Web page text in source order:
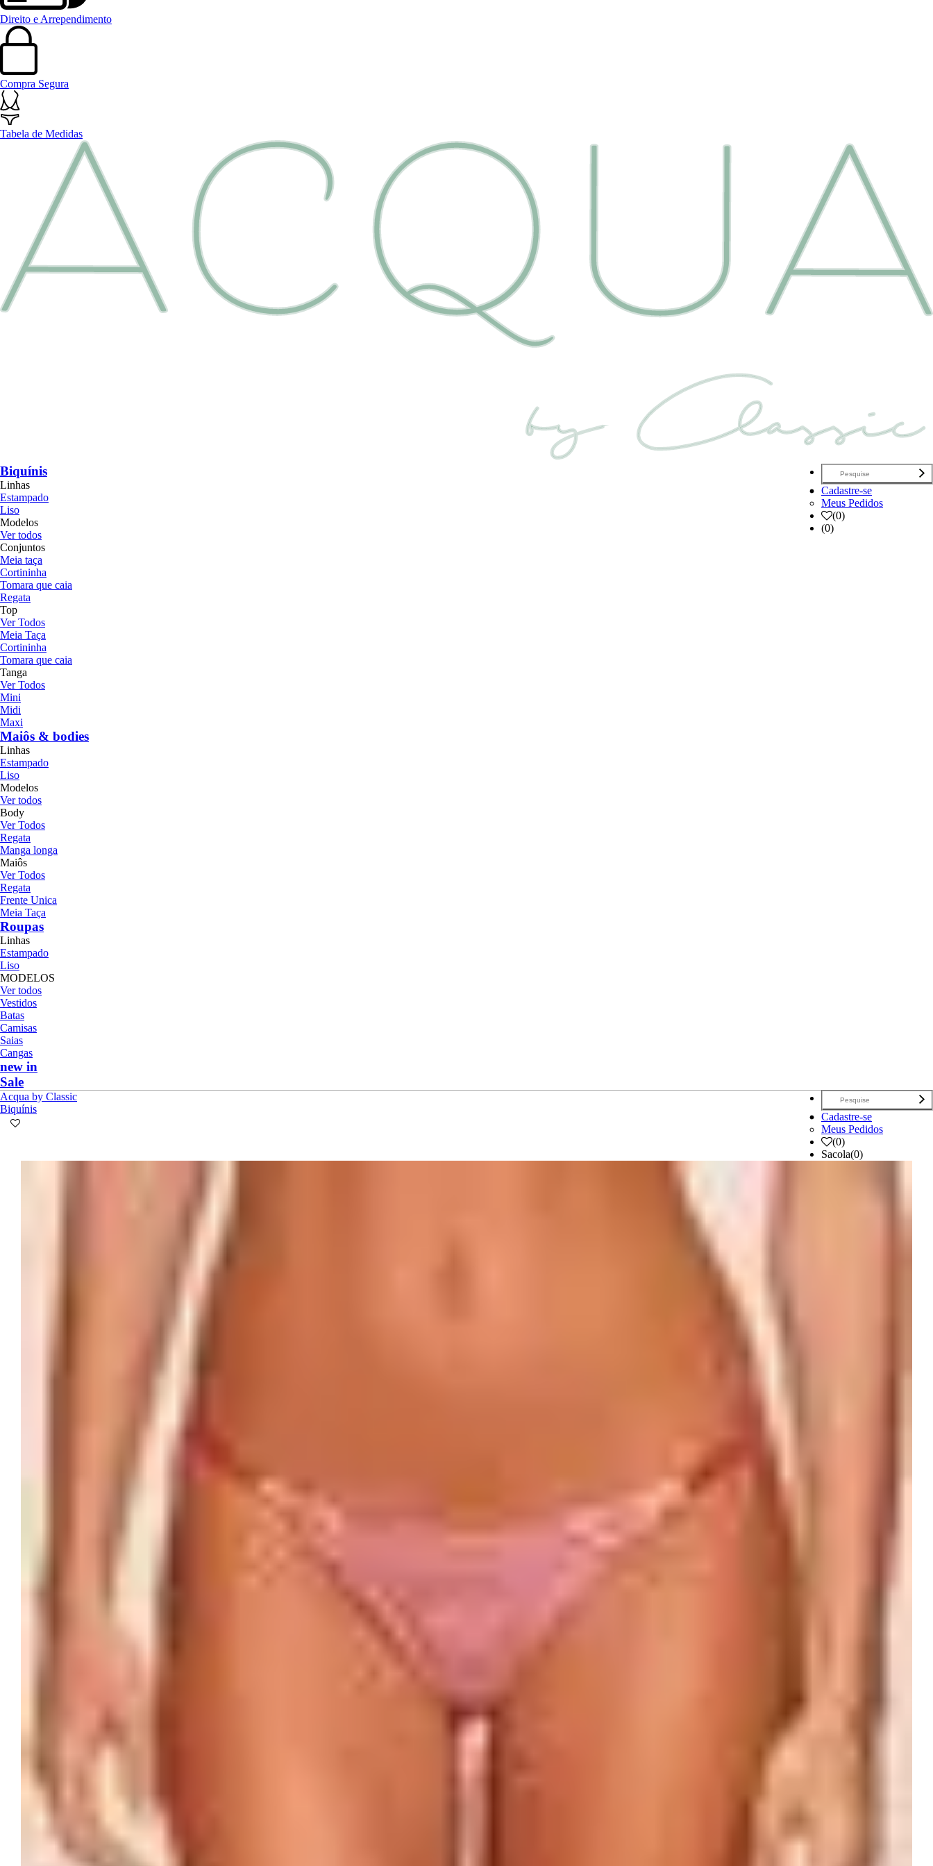
Direito e Arrependimento
Compra Segura
Tabela de Medidas
Cadastre-se
Meus Pedidos
(0)
(0)
Biquínis
Linhas
Estampado
Liso
Modelos
Ver todos
Conjuntos
Meia taça
Cortininha
Tomara que caia
Regata
Top
Ver Todos
Meia Taça
Cortininha
Tomara que caia
Tanga
Ver Todos
Mini
Midi
Maxi
Maiôs & bodies
Linhas
Estampado
Liso
Modelos
Ver todos
Body
Ver Todos
Regata
Manga longa
Maiôs
Ver Todos
Regata
Frente Unica
Meia Taça
Roupas
Linhas
Estampado
Liso
MODELOS
Ver todos
Vestidos
Batas
Camisas
Saias
Cangas
new in
Sale
Cadastre-se
Meus Pedidos
(0)
Sacola(0)
Acqua by Classic
Biquínis